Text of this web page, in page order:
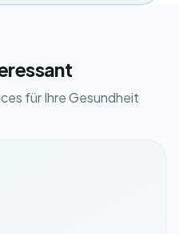
für Ihre Gesundheit